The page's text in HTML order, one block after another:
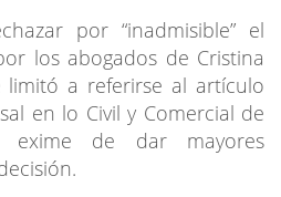
por “inadmisible” el
los abogados de Cristina
limitó a referirse al artículo
en lo Civil y Comercial de
de dar mayores